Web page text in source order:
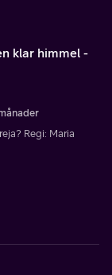
klar himmel -
Regi: Maria